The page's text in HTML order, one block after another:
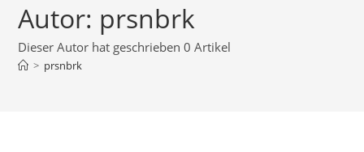
Autor: prsnbrk
Dieser Autor hat geschrieben 0 Artikel
> prsnbrk